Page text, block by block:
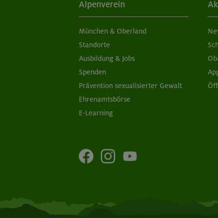
Alpenverein
München & Oberland
Standorte
Ausbildung & Jobs
Spenden
Prävention sexualisierter Gewalt
Ehrenamtsbörse
E-Learning